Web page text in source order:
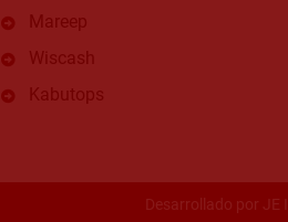
Mareep
Wiscash
Kabutops
Desarrollado por JE